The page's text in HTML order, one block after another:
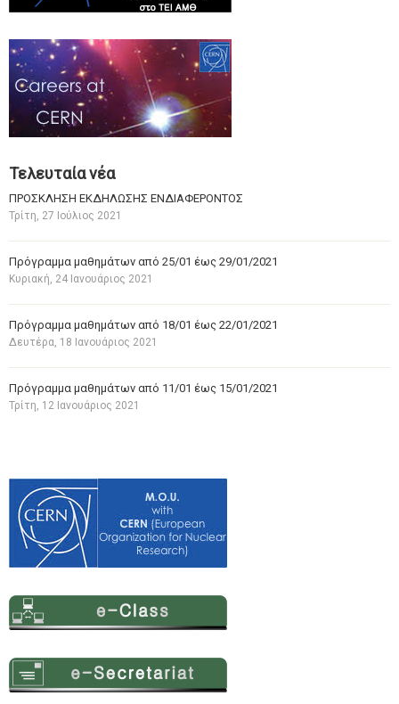
Τελευταία νέα
ΠΡΟΣΚΛΗΣΗ ΕΚΔΗΛΩΣΗΣ ΕΝΔΙΑΦΕΡΟΝΤΟΣ
Τρίτη, 27 Ιούλιος 2021
Πρόγραμμα μαθημάτων από 25/01 έως 29/01/2021
Κυριακή, 24 Ιανουάριος 2021
Πρόγραμμα μαθημάτων από 18/01 έως 22/01/2021
Δευτέρα, 18 Ιανουάριος 2021
Πρόγραμμα μαθημάτων από 11/01 έως 15/01/2021
Τρίτη, 12 Ιανουάριος 2021